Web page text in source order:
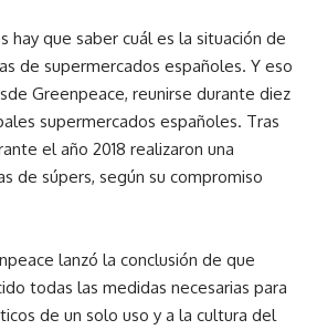
hay que saber cuál es la situación de
de supermercados españoles. Y eso
Greenpeace, reunirse durante diez
supermercados españoles. Tras
el año 2018 realizaron una
de súpers, según su compromiso
lanzó la conclusión de que
todas las medidas necesarias para
de un solo uso y a la cultura del